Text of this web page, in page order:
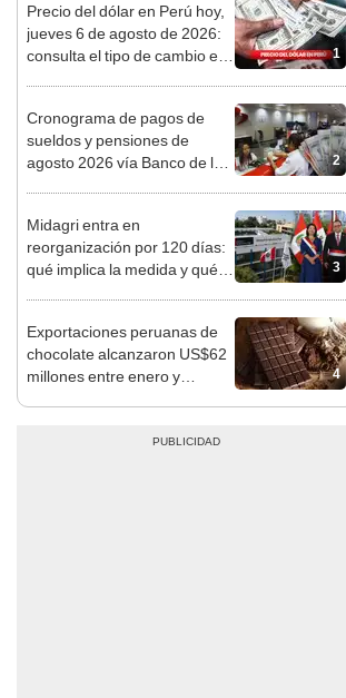
1
Precio del dólar en Perú hoy,
jueves 6 de agosto de 2026:
consulta el tipo de cambio en
2
Cronograma de pagos de
sueldos y pensiones de
agosto 2026 vía Banco de la
3
Midagri entra en
reorganización por 120 días:
qué implica la medida y qué
4
Exportaciones peruanas de
chocolate alcanzaron US$62
millones entre enero y